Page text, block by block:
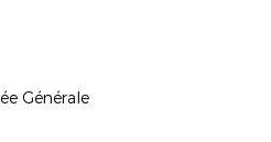
Générale